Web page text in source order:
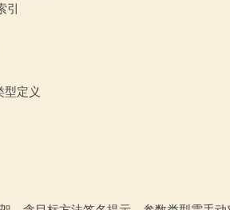
引
型定义